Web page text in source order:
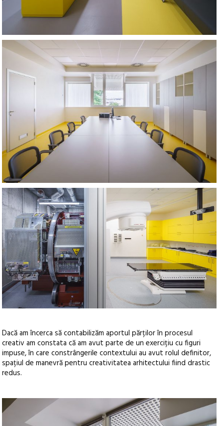
Dacă am încerca să contabilizăm aportul părților în procesul
creativ am constata că am avut parte de un exercițiu cu figuri
impuse, în care constrângerile contextului au avut rolul definitor,
spațiul de manevră pentru creativitatea arhitectului fiind drastic
redus.